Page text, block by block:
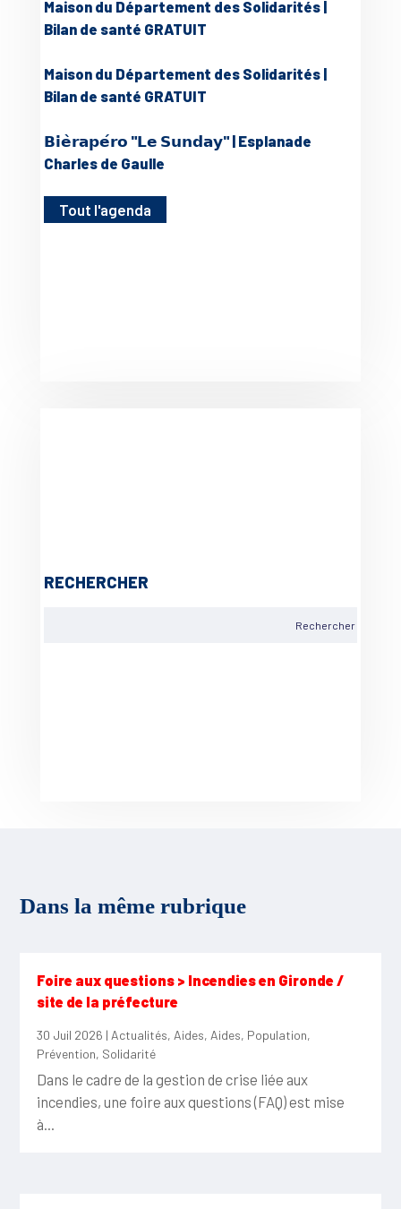
Maison du Département des Solidarités |
Bilan de santé GRATUIT
Maison du Département des Solidarités |
Bilan de santé GRATUIT
𝗕𝗶𝗲̀𝗿𝗮𝗽𝗲́𝗿𝗼 "𝗟𝗲 𝗦𝘂𝗻𝗱𝗮𝘆" | Esplanade
Charles de Gaulle
Tout l'agenda
RECHERCHER
Dans la même rubrique
Foire aux questions > Incendies en Gironde /
site de la préfecture
30 Juil 2026 | Actualités, Aides, Aides, Population,
Prévention, Solidarité
Dans le cadre de la gestion de crise liée aux
incendies, une foire aux questions (FAQ) est mise
à...